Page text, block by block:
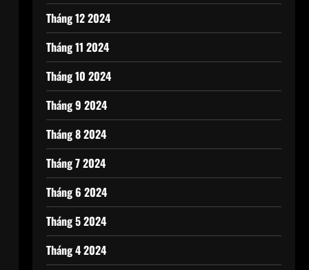
Tháng 12 2024
Tháng 11 2024
Tháng 10 2024
Tháng 9 2024
Tháng 8 2024
Tháng 7 2024
Tháng 6 2024
Tháng 5 2024
Tháng 4 2024